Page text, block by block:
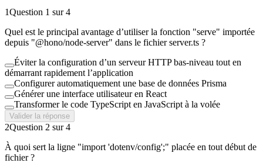
1Question 1 sur4
Quel est le principal avantage d’utiliser la fonction "serve" importée
depuis "@hono/node-server" dans le fichier server.ts ?
Éviter la configuration d’un serveur HTTP bas-niveau tout en
démarrant rapidement l’application
Configurer automatiquement une base de données Prisma
Générer une interface utilisateur en React
Transformer le code TypeScript en JavaScript à la volée
Valider la réponse
2Question 2 sur4
À quoi sert la ligne "import 'dotenv/config';" placée en tout début de
fichier ?